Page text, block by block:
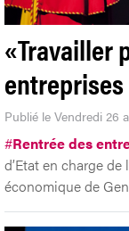
«Travailler
Publié le Vendredi 26
#Rentrée des
d’Etat en charge de
économique de